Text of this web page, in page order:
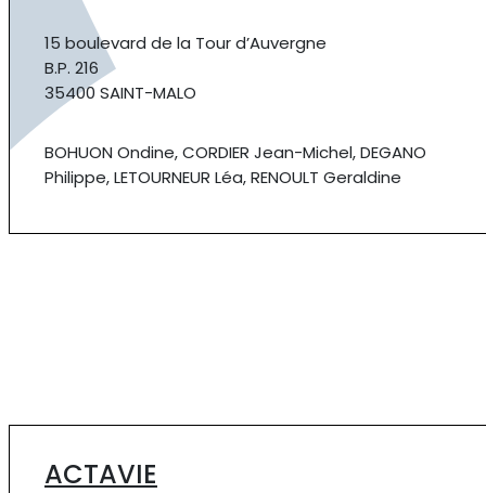
15 boulevard de la Tour d’Auvergne
B.P. 216
35400 SAINT-MALO
BOHUON Ondine, CORDIER Jean-Michel, DEGANO
Philippe, LETOURNEUR Léa, RENOULT Geraldine
ACTAVIE